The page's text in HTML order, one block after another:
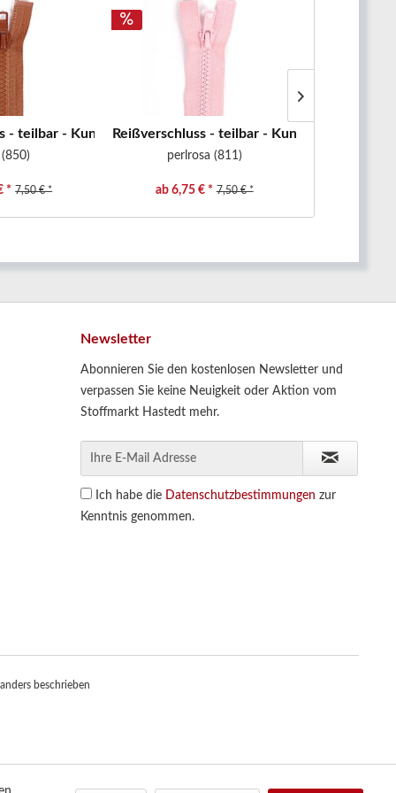
- teilbar - Kunststoffzähne -...
* 7,50 € *
Reißverschluss - teilbar - Kunststoffzähne -...
perlrosa (811)
ab 6,75 € * 7,50 € *
Newsletter
Abonnieren Sie den kostenlosen Newsletter und
verpassen Sie keine Neuigkeit oder Aktion vom
Stoffmarkt Hastedt mehr.
Ich habe die Datenschutzbestimmungen zur
Kenntnis genommen.
beschrieben